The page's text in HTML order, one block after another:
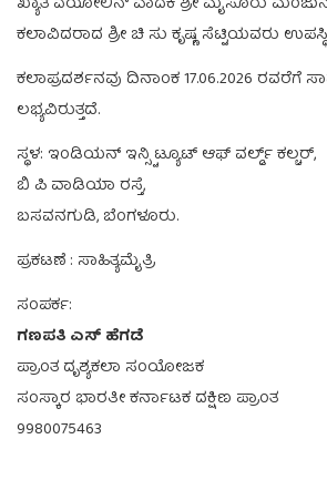
ಕಲಾವಿದರಾದ ಶ್ರೀ ಚಿ ಸು ಕೃಷ್ಣ ಸೆಟ್ಟಿಯವರು
ಕಲಾಪ್ರದರ್ಶನವು ದಿನಾಂಕ 17.06.2026 ರವರೆಗೆ
ಲಭ್ಯವಿರುತ್ತದೆ.
ಸ್ಥಳ: ಇಂಡಿಯನ್ ಇನ್ಸ್ಟಿಟ್ಯೂಟ್ ಆಫ್ ವರ್ಲ್ಡ್ ಕಲ್ಚರ್,
ಬಿ ಪಿ ವಾಡಿಯಾ ರಸ್ತೆ,
ಬಸವನಗುಡಿ, ಬೆಂಗಳೂರು.
ಪ್ರಕಟಣೆ : ಸಾಹಿತ್ಯಮೈತ್ರಿ
ಸಂಪರ್ಕ:
ಗಣಪತಿ ಎಸ್ ಹೆಗಡೆ
ಪ್ರಾಂತ ದೃಶ್ಯಕಲಾ ಸಂಯೋಜಕ
ಸಂಸ್ಕಾರ ಭಾರತೀ ಕರ್ನಾಟಕ ದಕ್ಷಿಣ ಪ್ರಾಂತ
9980075463